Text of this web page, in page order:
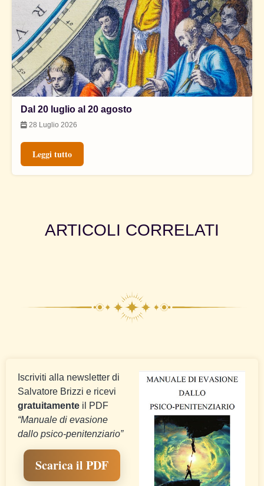
Dal 20 luglio al 20 agosto
28 Luglio 2026
Leggi tutto
ARTICOLI CORRELATI
Iscriviti alla newsletter di
Salvatore Brizzi e ricevi
gratuitamente il PDF
“Manuale di evasione
dallo psico-penitenziario”
Scarica il PDF